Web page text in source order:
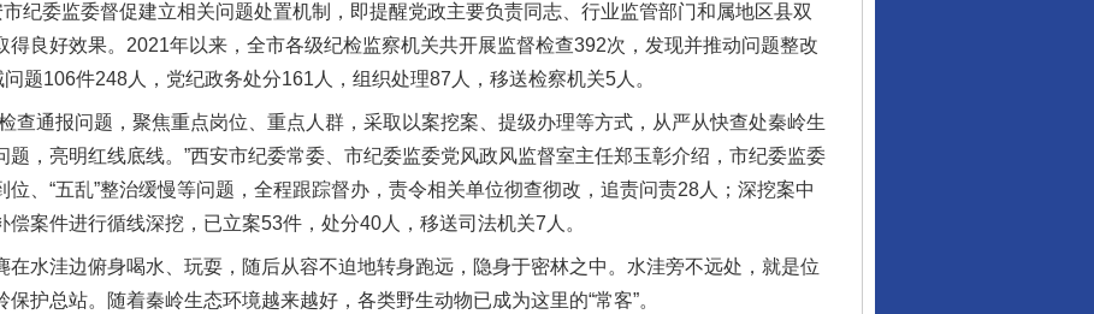
委监委督促建立相关问题处置机制，即提醒党政主要负责同志、行业监管部门和属地区县双
得良好效果。2021年以来，全市各级纪检监察机关共开展监督检查392次，发现并推动问题整改
题106件248人，党纪政务处分161人，组织处理87人，移送检察机关5人。
通报问题，聚焦重点岗位、重点人群，采取以案挖案、提级办理等方式，从严从快查处秦岭生
题，亮明红线底线。”西安市纪委常委、市纪委监委党风政风监督室主任郑玉彰介绍，市纪委监委
、“五乱”整治缓慢等问题，全程跟踪督办，责令相关单位彻查彻改，追责问责28人；深挖案中
案件进行循线深挖，已立案53件，处分40人，移送司法机关7人。
洼边俯身喝水、玩耍，随后从容不迫地转身跑远，隐身于密林之中。水洼旁不远处，就是位
护总站。随着秦岭生态环境越来越好，各类野生动物已成为这里的“常客”。